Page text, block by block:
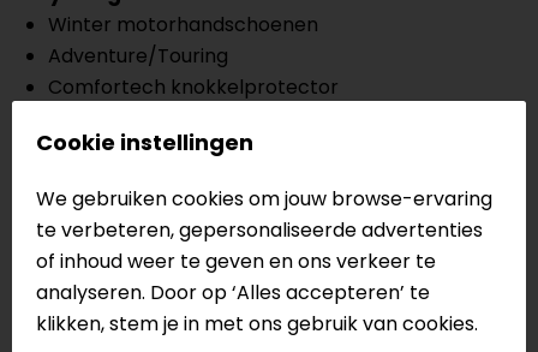
Winter motorhandschoenen
Adventure/Touring
Comfortech knokkelprotector
Ademend waterdicht D-dry membraan
Vizierwisser op linkerduim
Reflecterende details
Dainese Smart Tocuh
Verstelbare manchetband
CE EN13594
Cookie instellingen
We gebruiken cookies om jouw browse-ervaring
te verbeteren, gepersonaliseerde advertenties
of inhoud weer te geven en ons verkeer te
analyseren. Door op ‘Alles accepteren’ te
klikken, stem je in met ons gebruik van cookies.